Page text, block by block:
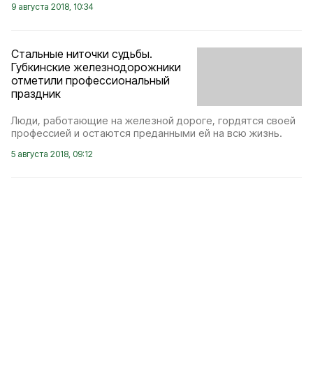
9 августа 2018, 10:34
Стальные ниточки судьбы.
Губкинские железнодорожники
отметили профессиональный
праздник
Люди, работающие на железной дороге, гордятся своей
профессией и остаются преданными ей на всю жизнь.
5 августа 2018, 09:12